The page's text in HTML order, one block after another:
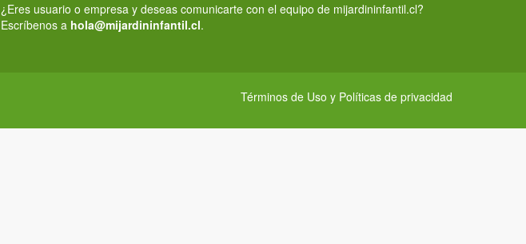
¿Eres usuario o empresa y deseas comunicarte con el equipo de mijardininfantil.cl?
Escríbenos a hola@mijardininfantil.cl.
Términos de Uso y Políticas de privacidad